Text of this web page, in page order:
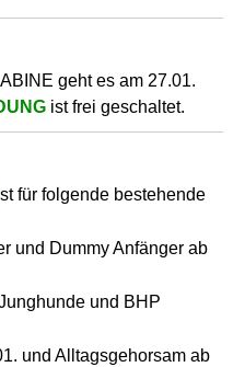
geht es am 27.01.
ist frei geschaltet.
für folgende bestehende
und Dummy Anfänger ab
und BHP
und Alltagsgehorsam ab